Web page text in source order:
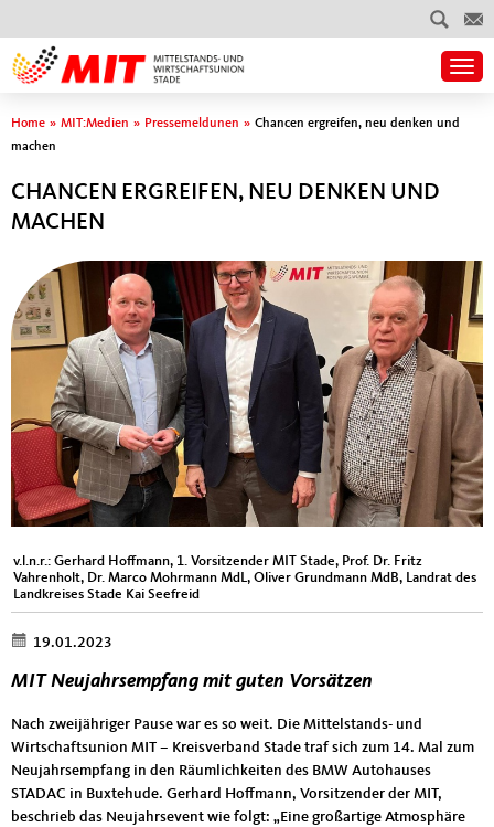
Sie sind hier
Home » MIT:Medien » Pressemeldunen » Chancen ergreifen, neu denken und
machen
CHANCEN ERGREIFEN, NEU DENKEN UND
MACHEN
v.l.n.r.: Gerhard Hoffmann, 1. Vorsitzender MIT Stade, Prof. Dr. Fritz
Vahrenholt, Dr. Marco Mohrmann MdL, Oliver Grundmann MdB, Landrat des
Landkreises Stade Kai Seefreid
19.01.2023
MIT Neujahrsempfang mit guten Vorsätzen
Nach zweijähriger Pause war es so weit. Die Mittelstands- und
Wirtschaftsunion MIT – Kreisverband Stade traf sich zum 14. Mal zum
Neujahrsempfang in den Räumlichkeiten des BMW Autohauses
STADAC in Buxtehude. Gerhard Hoffmann, Vorsitzender der MIT,
beschrieb das Neujahrsevent wie folgt: „Eine großartige Atmosphäre